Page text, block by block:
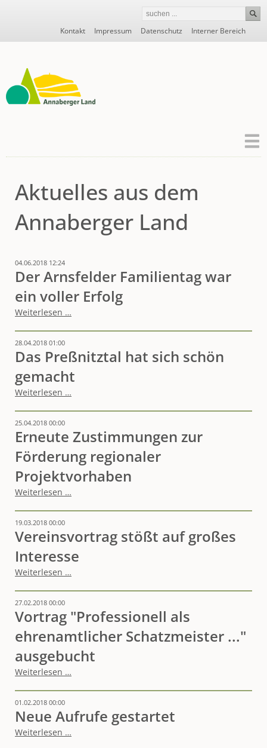
Navigation
überspringen
Kontakt Impressum Datenschutz Interner Bereich
Aktuelles aus dem
Annaberger Land
04.06.2018 12:24
Der Arnsfelder Familientag war
ein voller Erfolg
Weiterlesen …
Familientag
ein
Erfolg
28.04.2018 01:00
Das Preßnitztal hat sich schön
gemacht
Weiterlesen …
hat
schön
25.04.2018 00:00
Erneute Zustimmungen zur
Förderung regionaler
Projektvorhaben
Weiterlesen …
zur
regionaler
Projektvorhaben
19.03.2018 00:00
Vereinsvortrag stößt auf großes
Interesse
Weiterlesen …
auf
Interesse
27.02.2018 00:00
Vortrag "Professionell als
ehrenamtlicher Schatzmeister ..."
ausgebucht
Weiterlesen …
als
Schatzmeister
ausgebucht
01.02.2018 00:00
Neue Aufrufe gestartet
Weiterlesen …